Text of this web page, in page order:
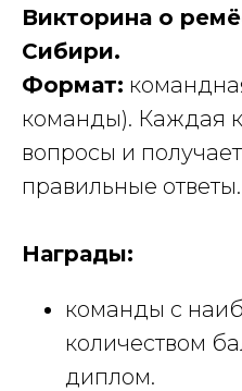
Викторина о
Сибири.
Формат:
команды). Каждая
вопросы и
правильные ответы.
Награды:
команды с
количеством
диплом.